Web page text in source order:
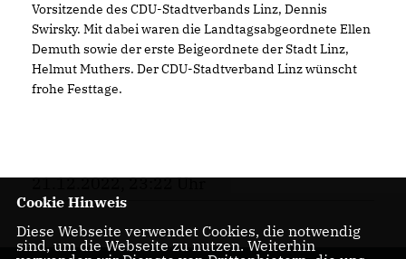
Vorsitzende des CDU-Stadtverbands Linz, Dennis
Swirsky. Mit dabei waren die Landtagsabgeordnete Ellen
Demuth sowie der erste Beigeordnete der Stadt Linz,
Helmut Muthers. Der CDU-Stadtverband Linz wünscht
frohe Festtage.
21.12.2022, 23:22 Uhr
Cookie Hinweis
Diese Webseite verwendet Cookies, die notwendig
sind, um die Webseite zu nutzen. Weiterhin